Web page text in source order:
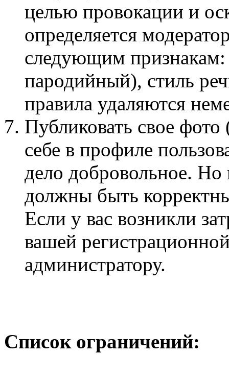
целью провокации и
определяется
следующим признакам:
пародийный), стиль
правила удаляются
Публиковать свое фото
себе в профиле
дело добровольное.
должны быть
Если у вас возникли
вашей
администратору.
Список ограничений: